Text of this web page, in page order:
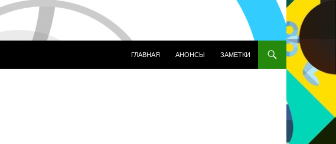
ГЛАВНАЯ
АНОНСЫ ЗАМЕТКИ